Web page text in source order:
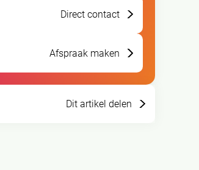
Direct contact
Afspraak maken
Dit artikel delen